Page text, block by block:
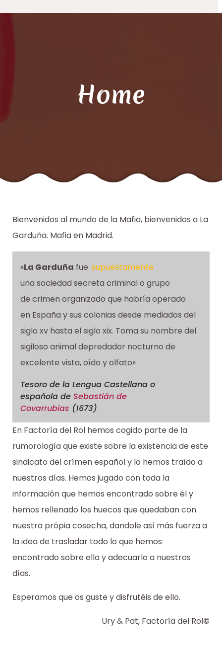
Home
Bienvenidos al mundo de la Mafia, bienvenidos a La
Garduña. Mafia en Madrid.
«La Garduña fue supuestamente
una sociedad secreta criminal o grupo
de crimen organizado que habría operado
en España y sus colonias desde mediados del
siglo xv hasta el siglo xix. Toma su nombre del
sigiloso animal depredador nocturno de
excelente vista, oído y olfato»
Tesoro de la Lengua Castellana o
española de Sebastián de
Covarrubias (1673)
En Factoría del Rol hemos cogido parte de la
rumorología que existe sobre la existencia de este
sindicato del crímen español y lo hemos traído a
nuestros días. Hemos jugado con toda la
información que hemos encontrado sobre él y
hemos rellenado los huecos que quedaban con
nuestra própia cosecha, dandole así más fuerza a
la idea de trasladar todo lo que hemos
encontrado sobre ella y adecuarlo a nuestros
días.
Esperamos que os guste y disfrutéis de ello.
Ury & Pat, Factoría del Rol©